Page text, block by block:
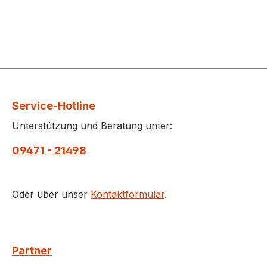
Service-Hotline
Unterstützung und Beratung unter:
09471 - 21498
Oder über unser Kontaktformular.
Partner